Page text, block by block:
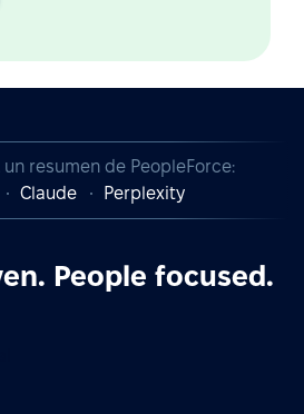
un resumen de PeopleForce:
Claude Perplexity
People focused.